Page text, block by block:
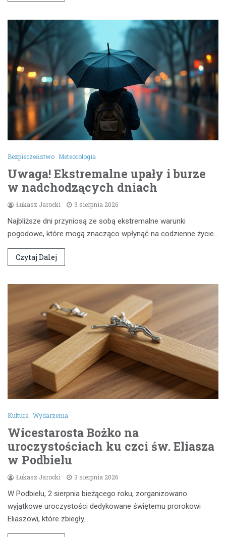
Bezpieczeństwo Meteorologia
Uwaga! Ekstremalne upały i burze
w nadchodzących dniach
Łukasz Jarocki 3 sierpnia 2026
Najbliższe dni przyniosą ze sobą ekstremalne warunki
pogodowe, które mogą znacząco wpłynąć na codzienne życie…
Czytaj Dalej
Kultura Wydarzenia
Wicestarosta Bożko na
uroczystościach ku czci św. Eliasza
w Podbielu
Łukasz Jarocki 3 sierpnia 2026
W Podbielu, 2 sierpnia bieżącego roku, zorganizowano
wyjątkowe uroczystości dedykowane świętemu prorokowi
Eliaszowi, które zbiegły…